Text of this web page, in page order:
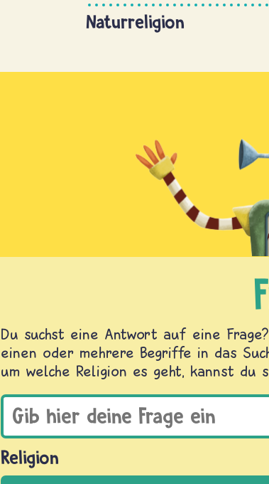
Naturreligion
Du suchst eine Antwort auf eine
einen oder mehrere Begriffe in das
um welche Religion es geht, kannst du
Religion